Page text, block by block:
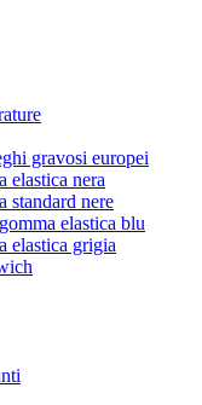
gravosi europei
elastica nera
standard nere
elastica blu
elastica grigia